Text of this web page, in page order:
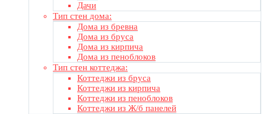
Дачи
Тип стен дома:
Дома из бревна
Дома из бруса
Дома из кирпича
Дома из пеноблоков
Тип стен коттеджа:
Коттеджи из бруса
Коттеджи из кирпича
Коттеджи из пеноблоков
Коттеджи из Ж/б панелей